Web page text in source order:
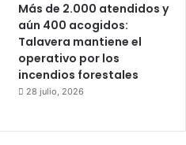
Más de 2.000 atendidos y
aún 400 acogidos:
Talavera mantiene el
operativo por los
incendios forestales
28 julio, 2026